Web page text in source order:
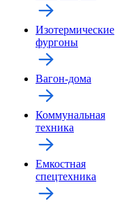
Изотермические
фургоны
Вагон-дома
Коммунальная
техника
Емкостная
спецтехника